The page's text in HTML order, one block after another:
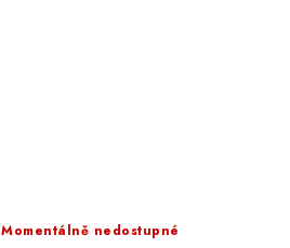
Momentálně nedostupné